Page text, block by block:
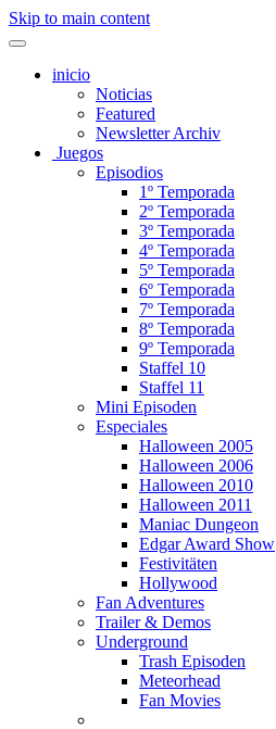
Skip to main content
inicio
Noticias
Featured
Newsletter Archiv
Juegos
Episodios
1º Temporada
2º Temporada
3º Temporada
4º Temporada
5º Temporada
6º Temporada
7º Temporada
8º Temporada
9º Temporada
Staffel 10
Staffel 11
Mini Episoden
Especiales
Halloween 2005
Halloween 2006
Halloween 2010
Halloween 2011
Maniac Dungeon
Edgar Award Show
Festivitäten
Hollywood
Fan Adventures
Trailer & Demos
Underground
Trash Episoden
Meteorhead
Fan Movies